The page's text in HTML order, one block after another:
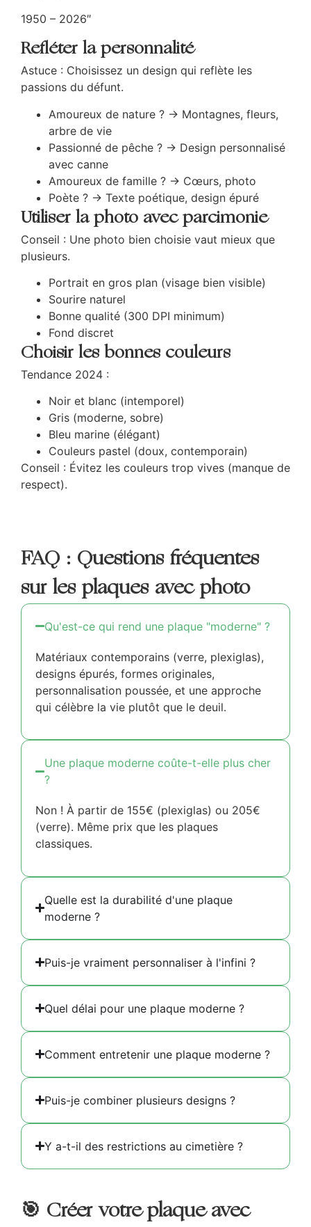
1950 – 2026″
Refléter la personnalité
Astuce : Choisissez un design qui reflète les
passions du défunt.
Amoureux de nature ? → Montagnes, fleurs,
arbre de vie
Passionné de pêche ? → Design personnalisé
avec canne
Amoureux de famille ? → Cœurs, photo
Poète ? → Texte poétique, design épuré
Utiliser la photo avec parcimonie
Conseil : Une photo bien choisie vaut mieux que
plusieurs.
Portrait en gros plan (visage bien visible)
Sourire naturel
Bonne qualité (300 DPI minimum)
Fond discret
Choisir les bonnes couleurs
Tendance 2024 :
Noir et blanc (intemporel)
Gris (moderne, sobre)
Bleu marine (élégant)
Couleurs pastel (doux, contemporain)
Conseil : Évitez les couleurs trop vives (manque de
respect).
FAQ : Questions fréquentes
sur les plaques avec photo
Qu'est-ce qui rend une plaque "moderne" ?
Matériaux contemporains (verre, plexiglas),
designs épurés, formes originales,
personnalisation poussée, et une approche
qui célèbre la vie plutôt que le deuil.
Une plaque moderne coûte-t-elle plus cher
?
Non ! À partir de 155€ (plexiglas) ou 205€
(verre). Même prix que les plaques
classiques.
Quelle est la durabilité d'une plaque
moderne ?
Puis-je vraiment personnaliser à l'infini ?
Quel délai pour une plaque moderne ?
Comment entretenir une plaque moderne ?
Puis-je combiner plusieurs designs ?
Y a-t-il des restrictions au cimetière ?
🎯 Créer votre plaque avec